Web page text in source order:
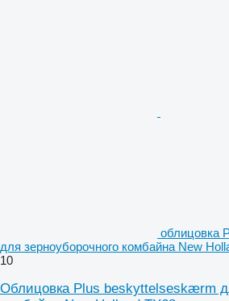
облицовка
для зерноуборочного комбайна New
10
Облицовка Plus beskyttelseskærm